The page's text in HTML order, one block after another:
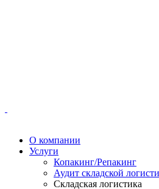
О компании
Услуги
Копакинг/Репакинг
Аудит складской
Складская логистика